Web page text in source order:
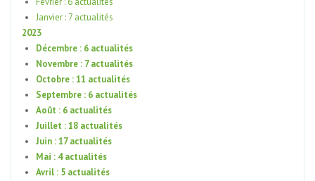
Janvier : 7 actualités
2023
Décembre : 6 actualités
Novembre : 7 actualités
Octobre : 11 actualités
Septembre : 6 actualités
Août : 6 actualités
Juillet : 18 actualités
Juin : 17 actualités
Mai : 4 actualités
Avril : 5 actualités